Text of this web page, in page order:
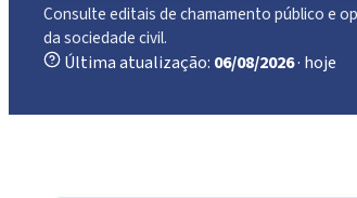
Consulte editais de chamamento público e
da sociedade civil.
Última atualização: 06/08/2026· hoje